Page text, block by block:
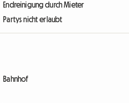
Endreinigung durch Mieter
Partys nicht erlaubt
Bahnhof